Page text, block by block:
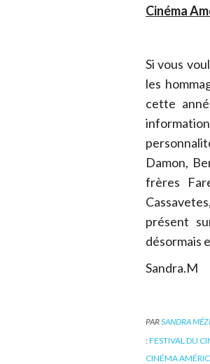
Cinéma
Si vous
les
cette
Damon,
frères
présent
désormais
Sandra.M
PARSANDRA
:FESTIVAL DU
CINÉMA